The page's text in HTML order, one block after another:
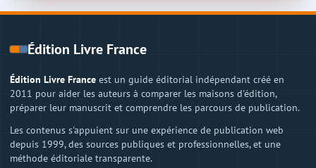
Édition Livre France
Édition Livre France est un guide éditorial indépendant créé en
2011 pour aider les auteurs à comparer les maisons d'édition,
préparer leur manuscrit et comprendre les parcours de publication.
Les contenus s'appuient sur une expérience de publication web
depuis 1999, des sources publiques et professionnelles, et une
méthode éditoriale transparente.